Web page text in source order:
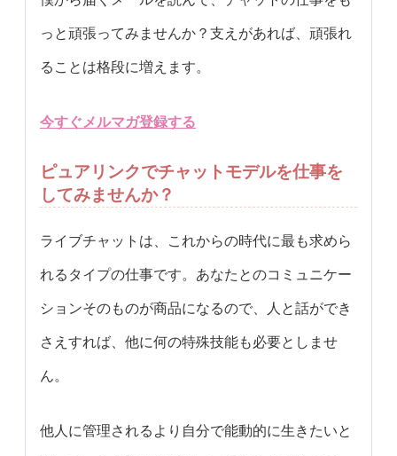
っと頑張ってみませんか？支えがあれば、頑張れ
ることは格段に増えます。
今すぐメルマガ登録する
ピュアリンクでチャットモデルを仕事を
してみませんか？
ライブチャットは、これからの時代に最も求めら
れるタイプの仕事です。あなたとのコミュニケー
ションそのものが商品になるので、人と話ができ
さえすれば、他に何の特殊技能も必要としませ
ん。
他人に管理されるより自分で能動的に生きたいと